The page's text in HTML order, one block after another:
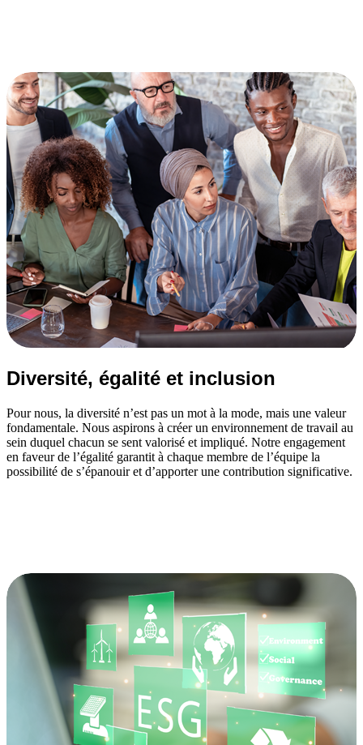
Diversité, égalité et inclusion
Pour nous, la diversité n’est pas un mot à la mode, mais une valeur
fondamentale. Nous aspirons à créer un environnement de travail au
sein duquel chacun se sent valorisé et impliqué. Notre engagement
en faveur de l’égalité garantit à chaque membre de l’équipe la
possibilité de s’épanouir et d’apporter une contribution significative.